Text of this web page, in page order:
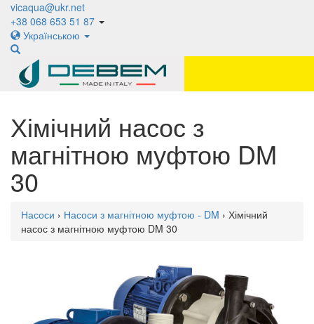
vicaqua@ukr.net
+38 068 653 51 87
Українською
Хімічний насос з
магнітною муфтою DM
30
Насоси › Насоси з магнітною муфтою - DM › Хімічний
насос з магнітною муфтою DM 30